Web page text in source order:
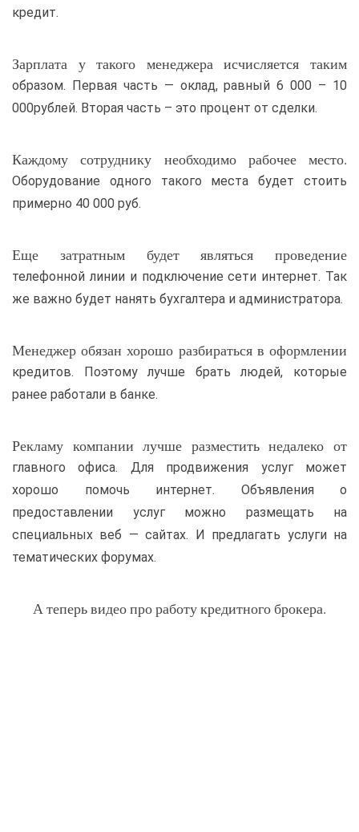
кредит.
Зарплата у такого менеджера исчисляется таким
образом. Первая часть — оклад, равный 6 000 – 10
000рублей. Вторая часть – это процент от сделки.
Каждому сотруднику необходимо рабочее место.
Оборудование одного такого места будет стоить
примерно 40 000 руб.
Еще затратным будет являться проведение
телефонной линии и подключение сети интернет. Так
же важно будет нанять бухгалтера и администратора.
Менеджер обязан хорошо разбираться в оформлении
кредитов. Поэтому лучше брать людей, которые
ранее работали в банке.
Рекламу компании лучше разместить недалеко от
главного офиса. Для продвижения услуг может
хорошо помочь интернет. Объявления о
предоставлении услуг можно размещать на
специальных веб — сайтах. И предлагать услуги на
тематических форумах.
А теперь видео про работу кредитного брокера.